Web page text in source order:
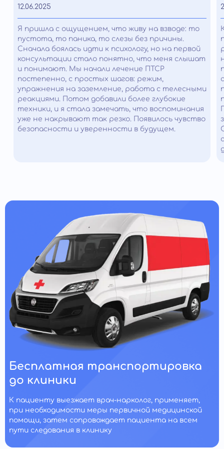
12.06.2025
Я пришла с ощущением, что живу на взводе: то
пустота, то паника, то слезы без причины.
Сначала боялась идти к психологу, но на первой
консультации стало понятно, что меня слышат
и понимают. Мы начали лечение ПТСР
постепенно, с простых шагов: режим,
упражнения на заземление, работа с телесными
реакциями. Потом добавили более глубокие
техники, и я стала замечать, что воспоминания
уже не накрывают так резко. Появилось чувство
безопасности и уверенности в будущем.
Бесплатная транспортировка
до клиники
К пациенту выезжает врач-нарколог, применяет,
при необходимости меры первичной медицинской
помощи, затем сопровождает пациента на всем
пути следования в клинику